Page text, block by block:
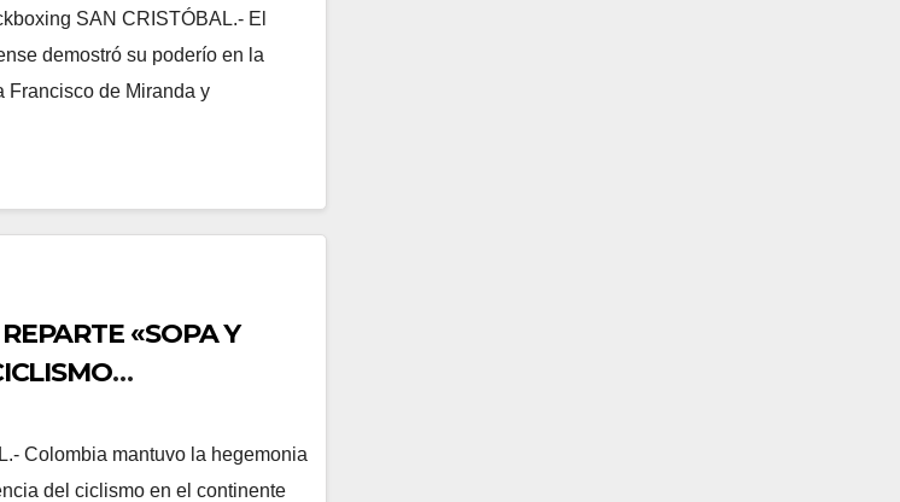
SAN CRISTÓBAL.- El
demostró su poderío en la
Francisco de Miranda y
«SOPA Y
Colombia mantuvo la hegemonia
del ciclismo en el continente